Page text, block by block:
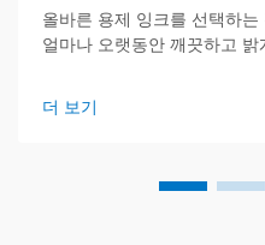
올바른 용제 잉크를 선택하
얼마나 오랫동안 깨끗하고
업 및 확인해야 할 핵심 사항
더 보기